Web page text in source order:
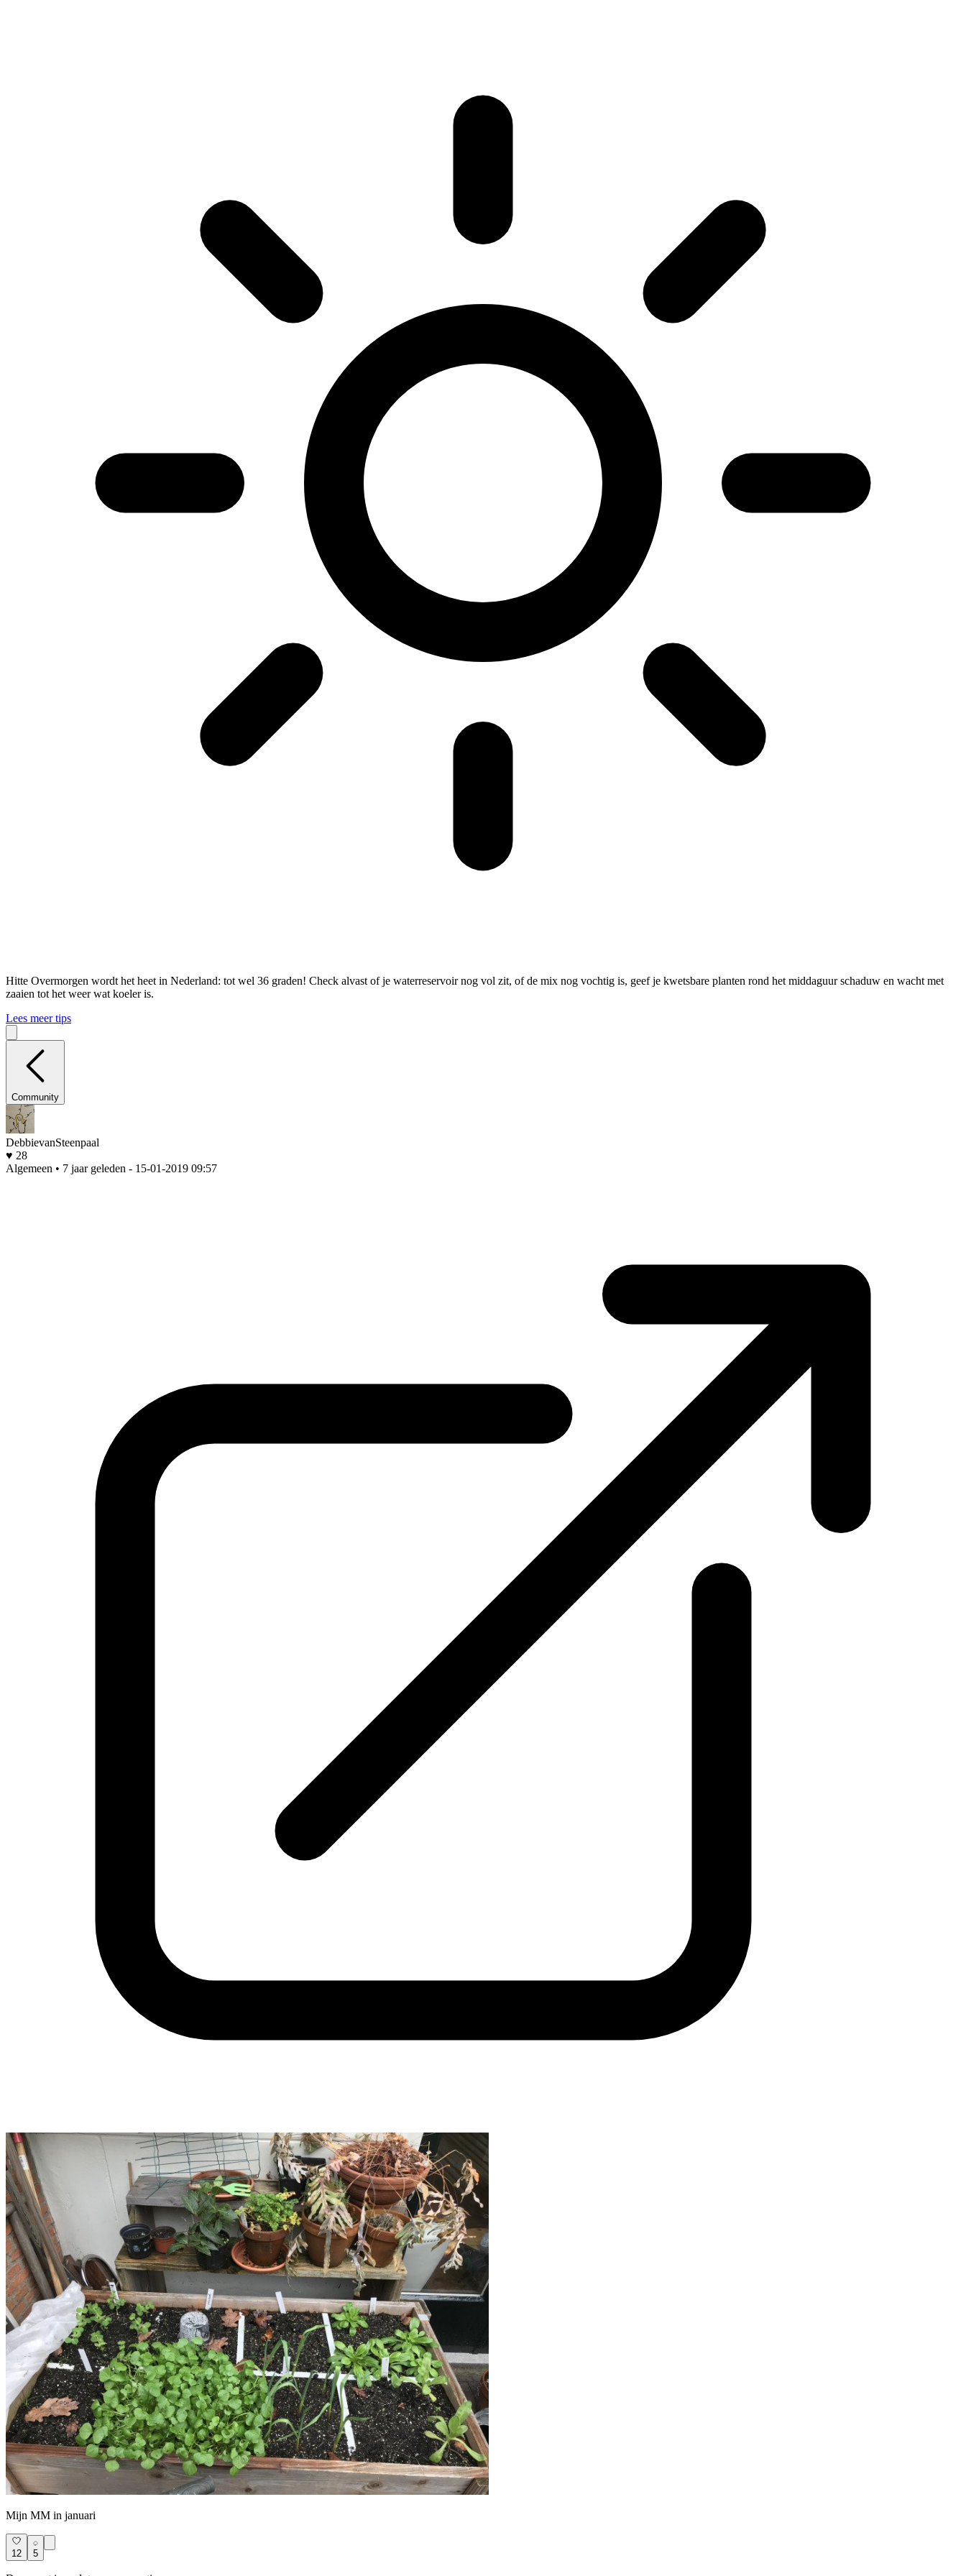
Hitte Overmorgen wordt het heet in Nederland: tot wel 36 graden! Check alvast of je waterreservoir nog vol zit, of de mix nog vochtig is, geef je kwetsbare planten rond het middaguur schaduw en wacht met
zaaien tot het weer wat koeler is.
Lees meer tips
Community
DebbievanSteenpaal
♥ 28
Algemeen • 7 jaar geleden - 15-01-2019 09:57
Mijn MM in januari
12 5